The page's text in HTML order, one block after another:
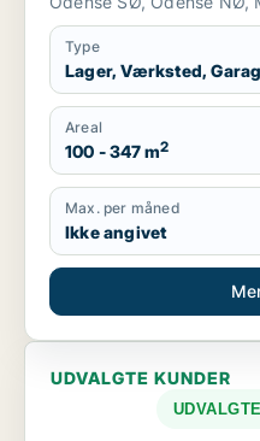
Type
Lager, Værksted,
Areal
100 - 347 m2
Max. per måned
Ikke angivet
UDVALGTE KUNDER